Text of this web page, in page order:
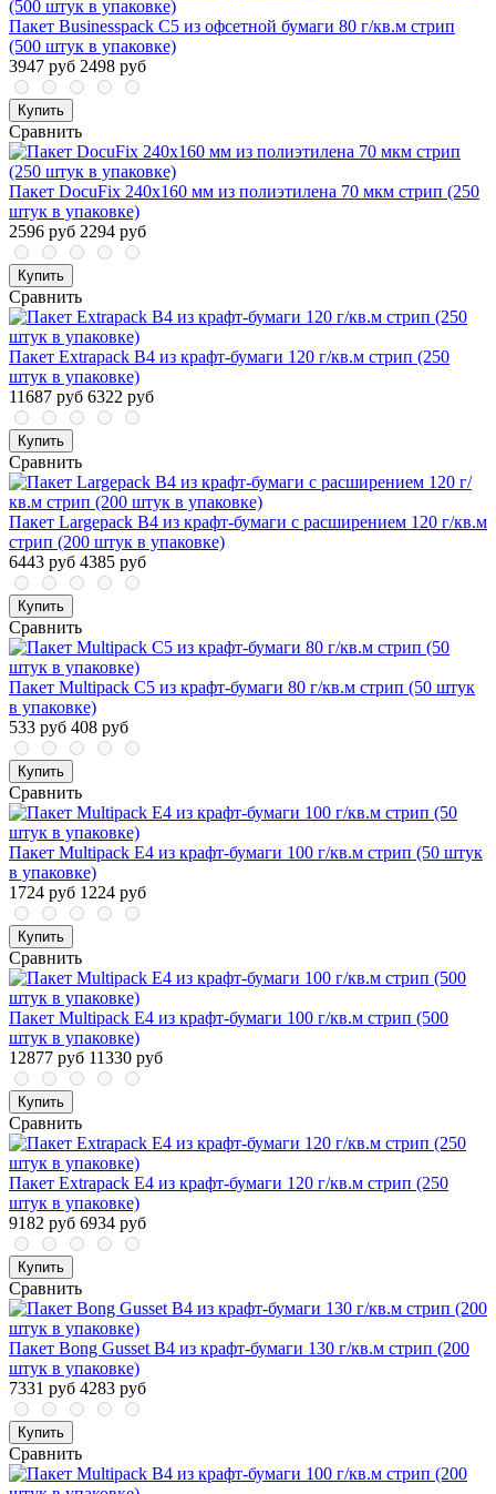
Пакет Businesspack С5 из офсетной бумаги 80 г/кв.м стрип
(500 штук в упаковке)
3947 руб 2498 руб
Купить
Сравнить
Пакет DocuFix 240х160 мм из полиэтилена 70 мкм стрип (250
штук в упаковке)
2596 руб 2294 руб
Купить
Сравнить
Пакет Extrapack B4 из крафт-бумаги 120 г/кв.м стрип (250
штук в упаковке)
11687 руб 6322 руб
Купить
Сравнить
Пакет Largepack B4 из крафт-бумаги с расширением 120 г/кв.м
стрип (200 штук в упаковке)
6443 руб 4385 руб
Купить
Сравнить
Пакет Multipack C5 из крафт-бумаги 80 г/кв.м стрип (50 штук
в упаковке)
533 руб 408 руб
Купить
Сравнить
Пакет Multipack E4 из крафт-бумаги 100 г/кв.м стрип (50 штук
в упаковке)
1724 руб 1224 руб
Купить
Сравнить
Пакет Multipack E4 из крафт-бумаги 100 г/кв.м стрип (500
штук в упаковке)
12877 руб 11330 руб
Купить
Сравнить
Пакет Extrapack E4 из крафт-бумаги 120 г/кв.м стрип (250
штук в упаковке)
9182 руб 6934 руб
Купить
Сравнить
Пакет Bong Gusset В4 из крафт-бумаги 130 г/кв.м стрип (200
штук в упаковке)
7331 руб 4283 руб
Купить
Сравнить